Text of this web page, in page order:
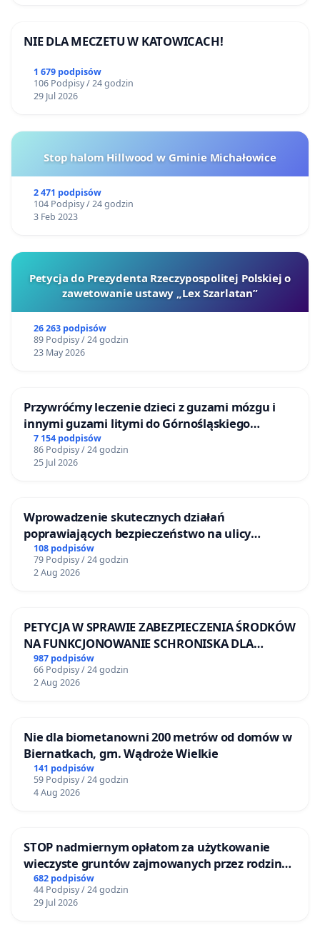
NIE DLA MECZETU W KATOWICACH!
1 679 podpisów
106 Podpisy / 24 godzin
29 Jul 2026
Stop halom Hillwood w Gminie Michałowice
2 471 podpisów
104 Podpisy / 24 godzin
3 Feb 2023
Petycja do Prezydenta Rzeczypospolitej Polskiej o
zawetowanie ustawy „Lex Szarlatan”
26 263 podpisów
89 Podpisy / 24 godzin
23 May 2026
Przywróćmy leczenie dzieci z guzami mózgu i
innymi guzami litymi do Górnośląskiego
Centrum Zdrowia Dziecka w Katowicach
7 154 podpisów
86 Podpisy / 24 godzin
25 Jul 2026
Wprowadzenie skutecznych działań
poprawiających bezpieczeństwo na ulicy
Żeromskiego w Otwocku
108 podpisów
79 Podpisy / 24 godzin
2 Aug 2026
PETYCJA W SPRAWIE ZABEZPIECZENIA ŚRODKÓW
NA FUNKCJONOWANIE SCHRONISKA DLA
BEZDOMNYCH ZWIERZĄT W SKARYSZEWIE
987 podpisów
66 Podpisy / 24 godzin
2 Aug 2026
Nie dla biometanowni 200 metrów od domów w
Biernatkach, gm. Wądroże Wielkie
141 podpisów
59 Podpisy / 24 godzin
4 Aug 2026
STOP nadmiernym opłatom za użytkowanie
wieczyste gruntów zajmowanych przez rodzinne
ogrody działkowe.
682 podpisów
44 Podpisy / 24 godzin
29 Jul 2026